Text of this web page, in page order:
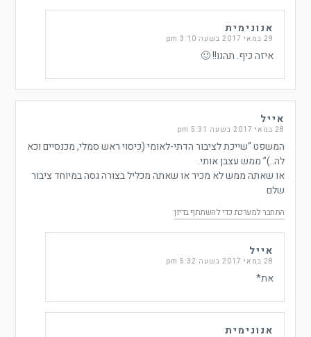
אנונימית
29 במאי 2017 בשעה 3:10 pm
איזה כיף. תהנו!! 🙂
אייל
28 במאי 2017 בשעה 5:31 pm
המשפט “שייכת לציבור הדתי-לאומי (כיסוי ראש סמלי, מכנסיים וכא
לה..)” ממש עצבן אותי.
או שאתה ממש לא מכיר או שאתה מכליל בצורה גסה במיוחד ציבור
שלם
התחבר למערכת כדי להשתתף בדיון
אייל
28 במאי 2017 בשעה 5:32 pm
את*
אנונימית